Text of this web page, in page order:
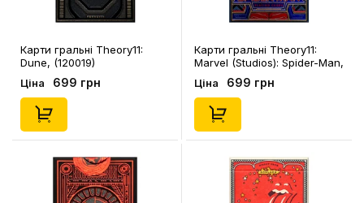
Карти гральні Theory11:
Dune, (120019)
Ціна 699 грн
Карти гральні Theory11:
Marvel (Studios): Spider-Man,
(120018)
Ціна 699 грн